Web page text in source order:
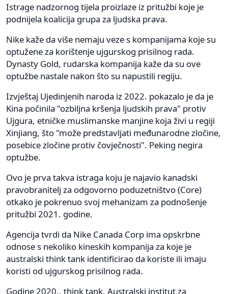
Istrage nadzornog tijela proizlaze iz pritužbi koje je
podnijela koalicija grupa za ljudska prava.
Nike kaže da više nemaju veze s kompanijama koje su
optužene za korištenje ujgurskog prisilnog rada.
Dynasty Gold, rudarska kompanija kaže da su ove
optužbe nastale nakon što su napustili regiju.
Izvještaj Ujedinjenih naroda iz 2022. pokazalo je da je
Kina počinila "ozbiljna kršenja ljudskih prava" protiv
Ujgura, etničke muslimanske manjine koja živi u regiji
Xinjiang, što "može predstavljati međunarodne zločine,
posebice zločine protiv čovječnosti". Peking negira
optužbe.
Ovo je prva takva istraga koju je najavio kanadski
pravobranitelj za odgovorno poduzetništvo (Core)
otkako je pokrenuo svoj mehanizam za podnošenje
pritužbi 2021. godine.
Agencija tvrdi da Nike Canada Corp ima opskrbne
odnose s nekoliko kineskih kompanija za koje je
australski think tank identificirao da koriste ili imaju
koristi od ujgurskog prisilnog rada.
Godine 2020., think tank, Australski institut za